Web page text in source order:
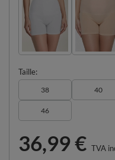
Taille
38 40
46
36,99 € TVA